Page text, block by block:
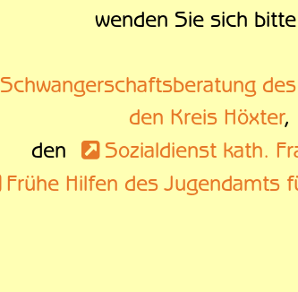
wenden Sie sich
Schwangerschaftsberatung
den Kreis Höxter,
den
Sozialdienst kath.
Frühe Hilfen des Jugendamts